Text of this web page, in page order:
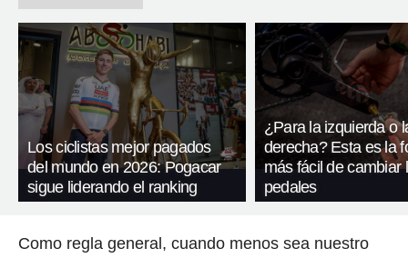
Los ciclistas mejor pagados
del mundo en 2026: Pogacar
sigue liderando el ranking
¿Para la izquierda o
derecha? Esta es la
más fácil de cambiar
pedales
Como regla general, cuando menos sea nuestro